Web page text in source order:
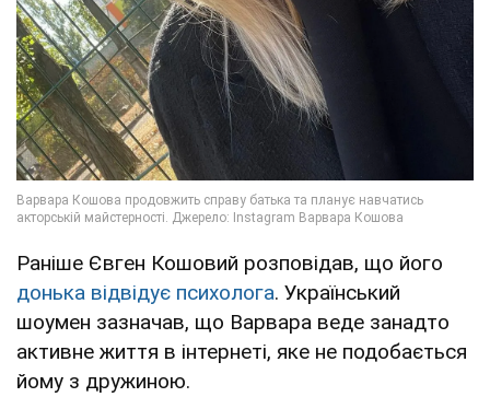
Раніше Євген Кошовий розповідав, що його
донька відвідує психолога. Український
шоумен зазначав, що Варвара веде занадто
активне життя в інтернеті, яке не подобається
йому з дружиною.